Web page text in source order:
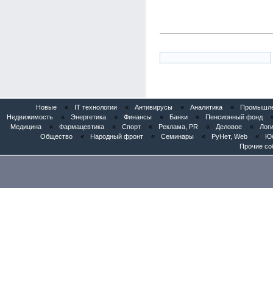
Новые « IT технологии « Антивирусы « Аналитика «
Недвижимость
« Энергетика « Финансы « Банки « Пенсионный фонд
Медицина
« Фармацевтика « Спорт « Реклама, PR « Деловое «
Общество
« Народный фронт « Семинары « РуНет, Web «
Прочие